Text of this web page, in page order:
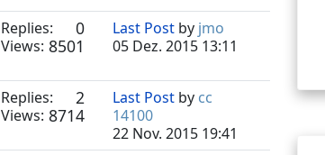
Replies: 0
Views: 8501
Last Post by jmo
05 Dez. 2015 13:11
Replies: 2
Views: 8714
Last Post by cc
14100
22 Nov. 2015 19:41